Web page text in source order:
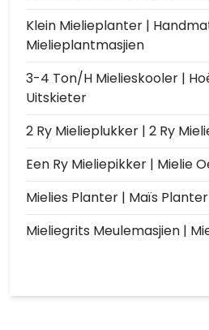
Klein Mielieplanter |
Mielieplantmasjien
3-4 Ton/h Mielieskooler |
Uitskieter
2 Ry Mielieplukker | 2 Ry
Een Ry Mieliepikker | Mielie
Mielies Planter | Maïs
Mieliegrits Meulemasjien |